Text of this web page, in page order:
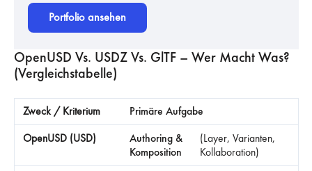
Portfolio ansehen
OpenUSD Vs. USDZ Vs. GlTF – Wer Macht Was?
(Vergleichstabelle)
Primäre Aufgabe
Authoring &
Komposition
(Layer, Varianten,
Kollaboration)